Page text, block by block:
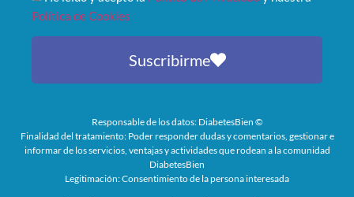
Política de Cookies
Suscribirme
Responsable de los datos: DiabetesBien ©
Finalidad del tratamiento: Poder responder dudas y comentarios, gestionar e
informar de los servicios, ventajas y actividades que rodean a la comunidad
DiabetesBien
Legitimación: Consentimiento de la persona interesada